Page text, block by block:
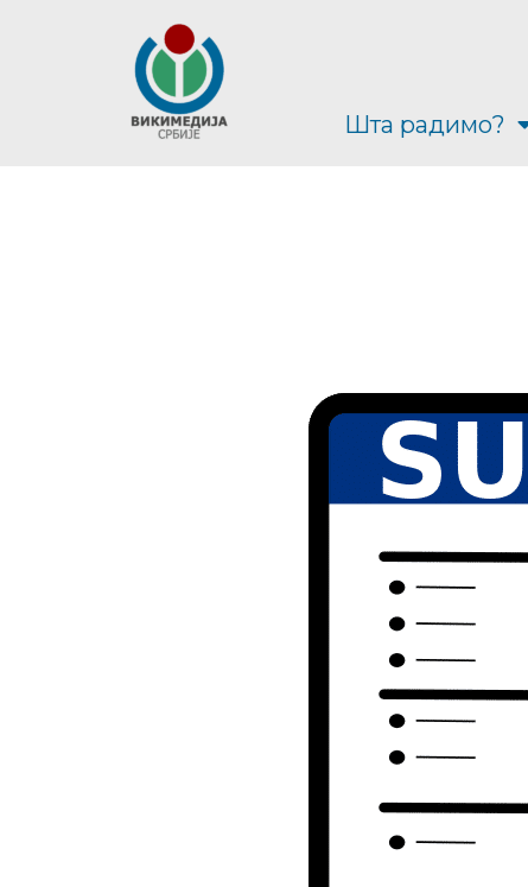
Шта радимо?